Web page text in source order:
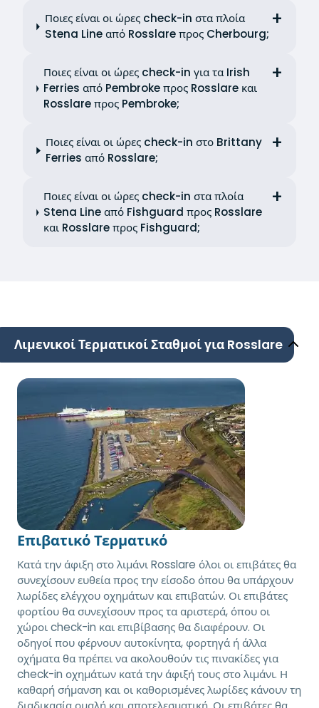
Ποιες είναι οι ώρες check-in στα πλοία
Stena Line από Rosslare προς Cherbourg;
Ποιες είναι οι ώρες check-in για τα Irish
Ferries από Pembroke προς Rosslare και
Rosslare προς Pembroke;
Ποιες είναι οι ώρες check-in στο Brittany
Ferries από Rosslare;
Ποιες είναι οι ώρες check-in στα πλοία
Stena Line από Fishguard προς Rosslare
και Rosslare προς Fishguard;
Λιμενικοί Τερματικοί Σταθμοί για Rosslare
Επιβατικό Τερματικό
Κατά την άφιξη στο λιμάνι Rosslare όλοι οι επιβάτες θα
συνεχίσουν ευθεία προς την είσοδο όπου θα υπάρχουν
λωρίδες ελέγχου οχημάτων και επιβατών. Οι επιβάτες
φορτίου θα συνεχίσουν προς τα αριστερά, όπου οι
χώροι check-in και επιβίβασης θα διαφέρουν. Οι
οδηγοί που φέρνουν αυτοκίνητα, φορτηγά ή άλλα
οχήματα θα πρέπει να ακολουθούν τις πινακίδες για
check-in οχημάτων κατά την άφιξή τους στο λιμάνι. Η
καθαρή σήμανση και οι καθορισμένες λωρίδες κάνουν τη